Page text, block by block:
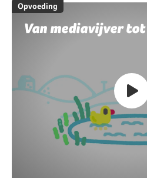
Opvoeding
Van mediavijver tot